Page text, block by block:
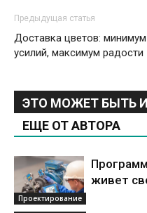
Предыдущая статья
Доставка цветов: минимум
усилий, максимум радости
ЭТО МОЖЕТ БЫТЬ
ЕЩЕ ОТ АВТОРА
Проектирование
живет